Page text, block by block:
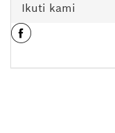
Ikuti kami